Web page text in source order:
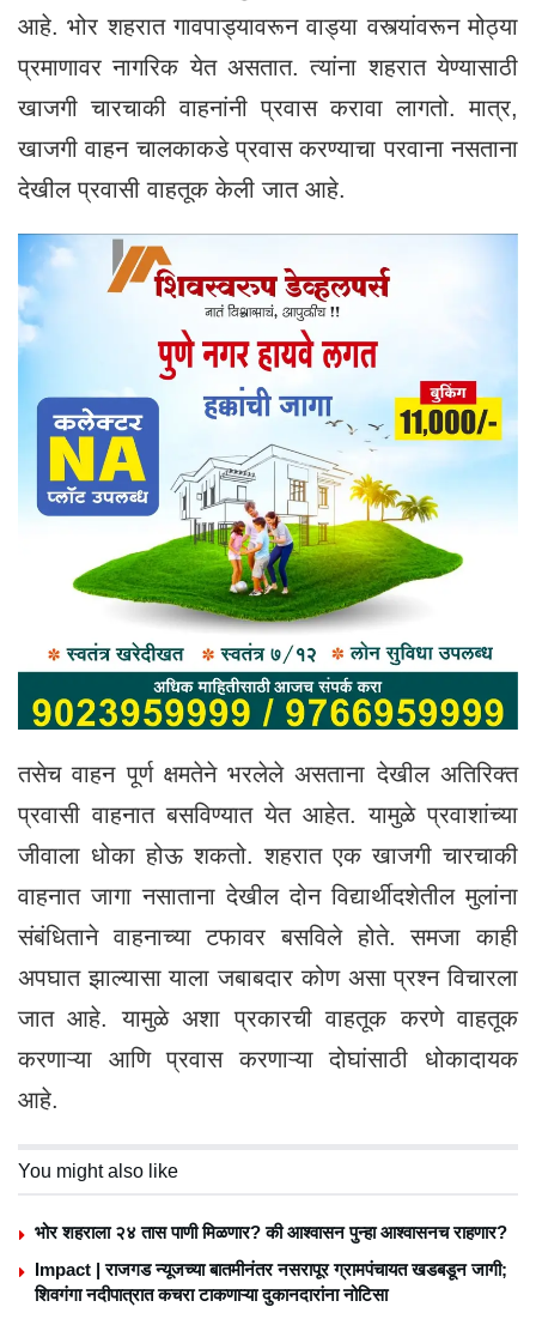
आहे. भोर शहरात गावपाड्यावरून वाड्या वस्त्यांवरून मोठ्या
प्रमाणावर नागरिक येत असतात. त्यांना शहरात येण्यासाठी
खाजगी चारचाकी वाहनांनी प्रवास करावा लागतो. मात्र,
खाजगी वाहन चालकाकडे प्रवास करण्याचा परवाना नसताना
देखील प्रवासी वाहतूक केली जात आहे.
तसेच वाहन पूर्ण क्षमतेने भरलेले असताना देखील अतिरिक्त
प्रवासी वाहनात बसविण्यात येत आहेत. यामुळे प्रवाशांच्या
जीवाला धोका होऊ शकतो. शहरात एक खाजगी चारचाकी
वाहनात जागा नसाताना देखील दोन विद्यार्थीदशेतील मुलांना
संबंधिताने वाहनाच्या टफावर बसविले होते. समजा काही
अपघात झाल्यासा याला जबाबदार कोण असा प्रश्न विचारला
जात आहे. यामुळे अशा प्रकारची वाहतूक करणे वाहतूक
करणाऱ्या आणि प्रवास करणाऱ्या दोघांसाठी धोकादायक
आहे.
You might also like
भोर शहराला २४ तास पाणी मिळणार? की आश्वासन पुन्हा आश्वासनच राहणार?
Impact | राजगड न्यूजच्या बातमीनंतर नसरापूर ग्रामपंचायत खडबडून जागी;
शिवगंगा नदीपात्रात कचरा टाकणाऱ्या दुकानदारांना नोटिसा